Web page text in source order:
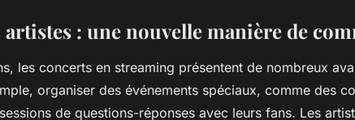
artistes : une nouvelle manière de
les concerts en streaming présentent de nombreux
organiser des événements spéciaux, comme des
de questions-réponses avec leurs fans. Les